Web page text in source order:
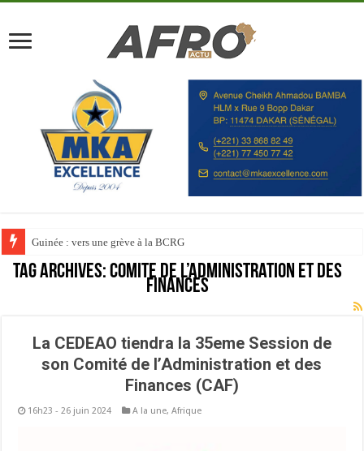
Guinée : vers une grève à la BCRG
Tag Archives:Comité de l’Administration et des
Finances
La CEDEAO tiendra la 35eme Session de
son Comité de l’Administration et des
Finances (CAF)
16h23 - 26 juin 2024 A la une,Afrique